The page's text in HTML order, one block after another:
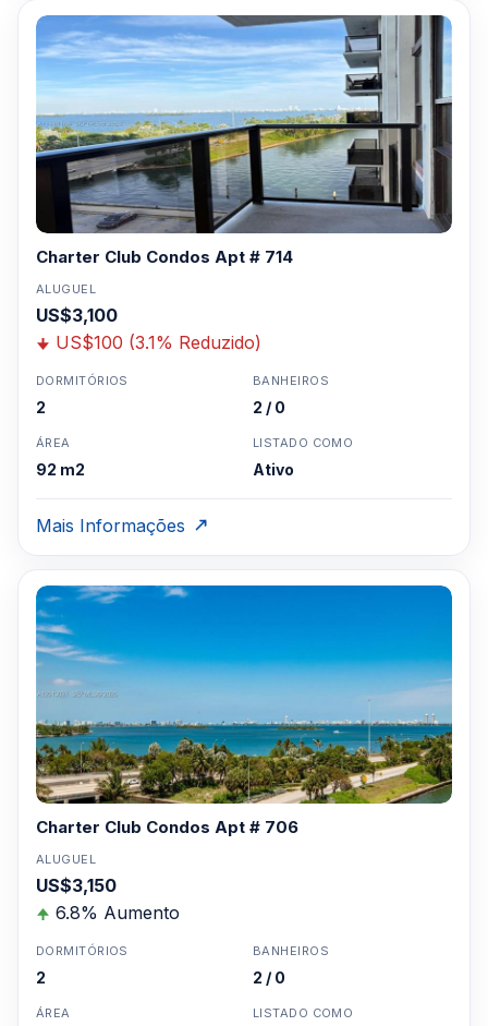
Charter Club Condos Apt # 714
ALUGUEL
US$3,100
US$100 (3.1% Reduzido)
DORMITÓRIOS
2
BANHEIROS
2 / 0
ÁREA
92 m2
LISTADO COMO
Ativo
Mais Informações
Charter Club Condos Apt # 706
ALUGUEL
US$3,150
6.8% Aumento
DORMITÓRIOS
2
BANHEIROS
2 / 0
ÁREA LISTADO COMO